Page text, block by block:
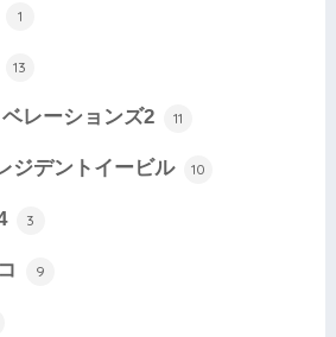
1
13
レーションズ2 11
ジデントイービル 10
3
9